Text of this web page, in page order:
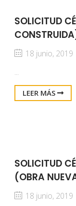
SOLICITUD
18 junio, 2019
...
LEER MÁS
SOLICITUD
(OBRA
18 junio, 2019